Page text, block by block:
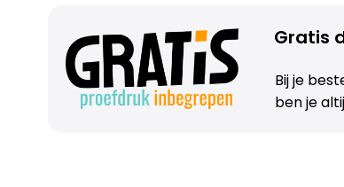
Gratis
Bij je
ben je